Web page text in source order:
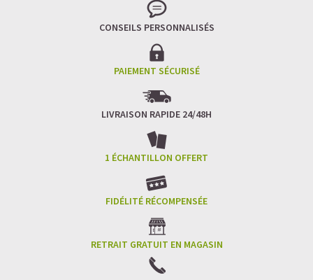
CONSEILS PERSONNALISÉS
PAIEMENT SÉCURISÉ
LIVRAISON RAPIDE 24/48H
1 ÉCHANTILLON OFFERT
FIDÉLITÉ RÉCOMPENSÉE
RETRAIT GRATUIT EN MAGASIN